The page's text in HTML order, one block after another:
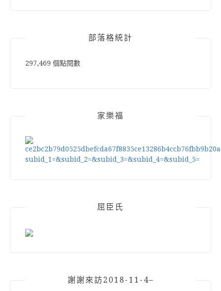
部落格統計
297,469 個點閱數
家樂福
屈臣氏
謝謝來訪2018-11-4–